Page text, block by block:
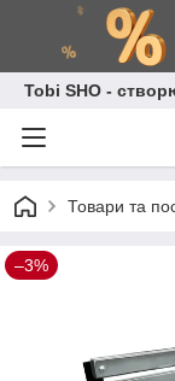
Tobi SHO -
Товари та
–3%